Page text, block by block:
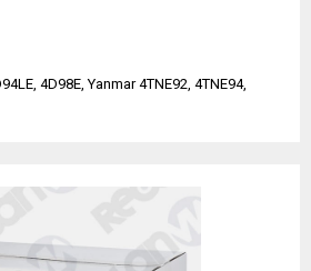
4D98E, Yanmar 4TNE92, 4TNE94,